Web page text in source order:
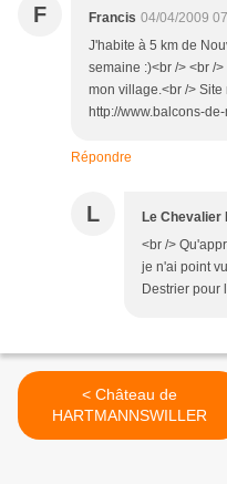
F Francis 04/04/2009
J'habite à 5 km de
semaine :)<br /> <br /
mon village.<br /> Site
http://www.balcons-
Répondre
L Le Chevalier
<br />
je n'ai point
Destrier pour
< Château de
HARTMANNSWILLER